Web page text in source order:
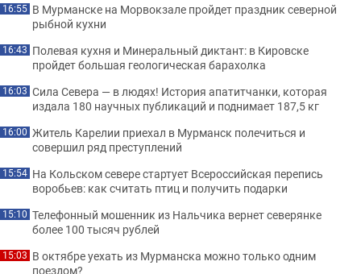
16:55 В Мурманске на Морвокзале пройдет праздник северной
рыбной кухни
16:43 Полевая кухня и Минеральный диктант: в Кировске
пройдет большая геологическая барахолка
16:03 Сила Севера — в людях! История апатитчанки, которая
издала 180 научных публикаций и поднимает 187,5 кг
16:00 Житель Карелии приехал в Мурманск полечиться и
совершил ряд преступлений
15:54 На Кольском севере стартует Всероссийская перепись
воробьев: как считать птиц и получить подарки
15:10 Телефонный мошенник из Нальчика вернет северянке
более 100 тысяч рублей
15:03 В октябре уехать из Мурманска можно только одним
поездом?